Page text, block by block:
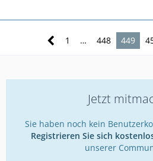
1 … 448 449
Jetzt
Sie haben noch kein
Registrieren Sie sich
unserer